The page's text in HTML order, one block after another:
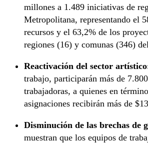
millones a 1.489 iniciativas de
Metropolitana, representando el
recursos y el 63,2% de los
regiones (16) y comunas (346)
Reactivación del sector
trabajo, participarán más de
trabajadoras, a quienes en
asignaciones recibirán más de
Disminución de las brechas de
muestran que los equipos de